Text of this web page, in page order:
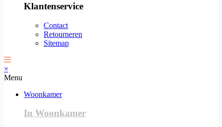
Klantenservice
Contact
Retourneren
Sitemap
×
Menu
Woonkamer
In Woonkamer